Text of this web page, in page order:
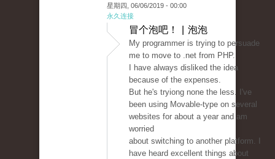
星期四, 06/06/2019 - 00:00
永久连接
冒个泡吧！ | 泡泡
My programmer is trying to persuade
me to move to .net from PHP.
I have always disliked the idea
because of the expenses.
But he's tryiong none the less. I've
been using Movable-type on several
websites for about a year and am
worried
about switching to another platform. I
have heard excellent things about